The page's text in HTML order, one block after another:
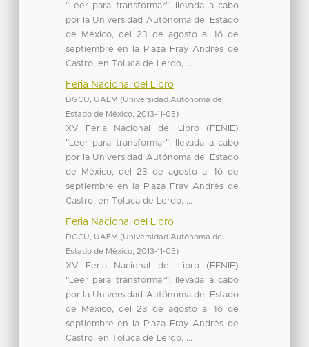
"Leer para transformar", llevada a cabo
por la Universidad Autónoma del Estado
de México, del 23 de agosto al 1ó de
septiembre en la Plaza Fray Andrés de
Castro, en Toluca de Lerdo, ...
Feria Nacional del Libro
DGCU, UAEM (Universidad Autónoma del
Estado de México, 2013-11-05)
XV Feria Nacional del Libro (FENIE)
"Leer para transformar", llevada a cabo
por la Universidad Autónoma del Estado
de México, del 23 de agosto al 1ó de
septiembre en la Plaza Fray Andrés de
Castro, en Toluca de Lerdo, ...
Feria Nacional del Libro
DGCU, UAEM (Universidad Autónoma del
Estado de México, 2013-11-05)
XV Feria Nacional del Libro (FENIE)
"Leer para transformar", llevada a cabo
por la Universidad Autónoma del Estado
de México, del 23 de agosto al 1ó de
septiembre en la Plaza Fray Andrés de
Castro, en Toluca de Lerdo, ...